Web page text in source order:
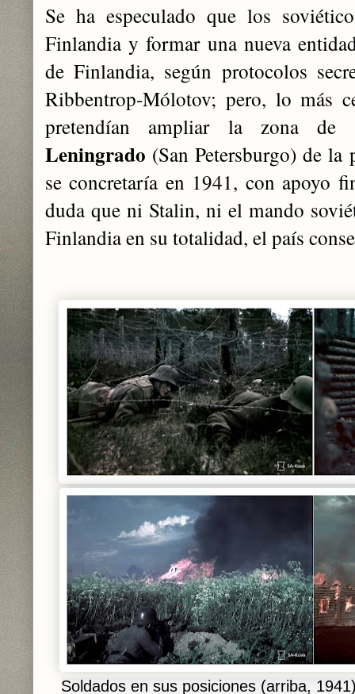
Se ha especulado que los
Finlandia y formar una nueva
de Finlandia, según protocolos
Ribbentrop-Mólotov; pero, lo más
pretendían ampliar la zona de
Leningrado (San Petersburgo) de la
se concretaría en 1941, con apoyo
duda que ni Stalin, ni el mando
Finlandia en su totalidad, el país
Soldados en sus posiciones (arriba,